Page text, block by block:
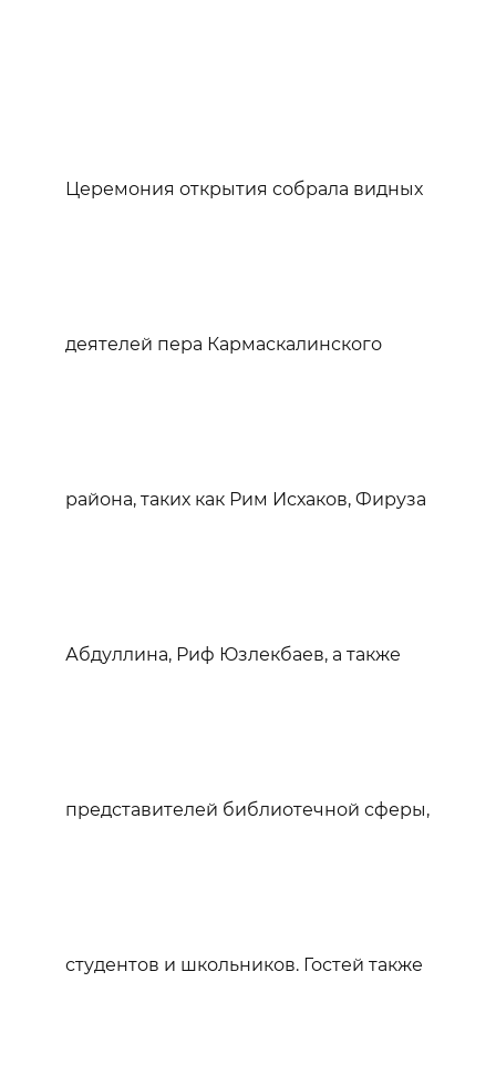
Церемония открытия собрала видных
деятелей пера Кармаскалинского
района, таких как Рим Исхаков, Фируза
Абдуллина, Риф Юзлекбаев, а также
представителей библиотечной сферы,
студентов и школьников. Гостей также